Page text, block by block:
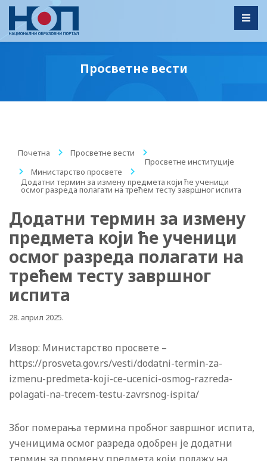
Просветне вести
Почетна / Просветне вести
/
Просветне институције
/
Министарство просвете
/
Додатни термин за измену предмета који ће ученици
осмог разреда полагати на трећем тесту завршног испита
Додатни термин за измену
предмета који ће ученици
осмог разреда полагати на
трећем тесту завршног
испита
28. април 2025.
Извор: Министарство просвете –
https://prosveta.gov.rs/vesti/dodatni-termin-za-
izmenu-predmeta-koji-ce-ucenici-osmog-razreda-
polagati-na-trecem-testu-zavrsnog-ispita/
Због померања термина пробног завршног испита,
ученицима осмог разреда одобрен је додатни